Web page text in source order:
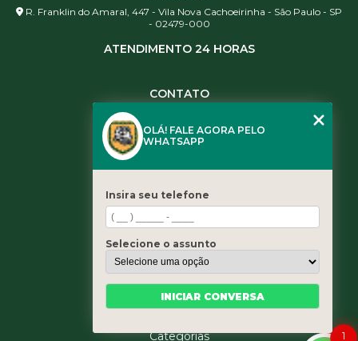
R. Franklin do Amaral, 447 - Vila Nova Cachoeirinha - São Paulo - SP
- 02479-000
ATENDIMENTO 24 HORAS
CONTATO
(11) 3461-5871
contato@leaoservicos.com.br
Home
Quem somos
Serviços
Blog
Categorias
1
OLÁ! FALE AGORA PELO
WHATSAPP
Insira seu telefone
Selecione o assunto
INICIAR CONVERSA